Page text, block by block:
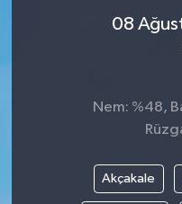
08
Nem: %48,
Akçakale